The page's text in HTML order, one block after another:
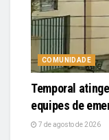
COMUNIDADE
Temporal
equipes de
7 de agosto de 2026